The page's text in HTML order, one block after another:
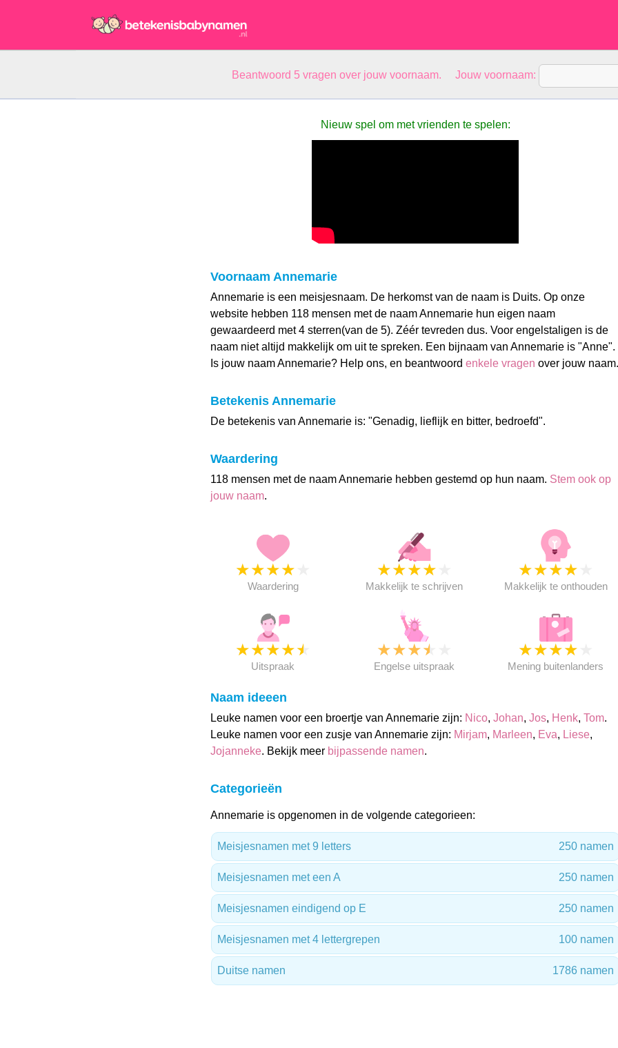
Beantwoord 5 vragen over jouw voornaam. Jouw voornaam:
Nieuw spel om met vrienden te spelen:
Voornaam Annemarie
Annemarie is een meisjesnaam. De herkomst van de naam is Duits. Op onze
website hebben 118 mensen met de naam Annemarie hun eigen naam
gewaardeerd met 4 sterren(van de 5). Zéér tevreden dus. Voor engelstaligen is de
naam niet altijd makkelijk om uit te spreken. Een bijnaam van Annemarie is "Anne".
Is jouw naam Annemarie? Help ons, en beantwoord enkele vragen over jouw naam.
Betekenis Annemarie
De betekenis van Annemarie is: "Genadig, lieflijk en bitter, bedroefd".
Waardering
118 mensen met de naam Annemarie hebben gestemd op hun naam. Stem ook op
jouw naam.
★★★★
Waardering
★★★★
Makkelijk te schrijven
★★★★
Makkelijk te onthouden
★★★★★
Uitspraak
★★★★
Engelse uitspraak
★★★★
Mening buitenlanders
Naam ideeen
Leuke namen voor een broertje van Annemarie zijn: Nico, Johan, Jos, Henk, Tom.
Leuke namen voor een zusje van Annemarie zijn: Mirjam, Marleen, Eva, Liese,
Jojanneke. Bekijk meer bijpassende namen.
Categorieën
Annemarie is opgenomen in de volgende categorieen:
Meisjesnamen met 9 letters 250 namen
Meisjesnamen met een A 250 namen
Meisjesnamen eindigend op E 250 namen
Meisjesnamen met 4 lettergrepen 100 namen
Duitse namen 1786 namen